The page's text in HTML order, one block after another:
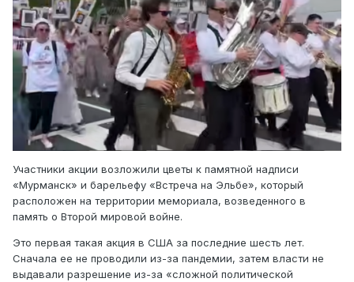
Участники акции возложили цветы к памятной надписи
«Мурманск» и барельефу «Встреча на Эльбе», который
расположен на территории мемориала, возведенного в
память о Второй мировой войне.
Это первая такая акция в США за последние шесть лет.
Сначала ее не проводили из-за пандемии, затем власти не
выдавали разрешение из-за «сложной политической